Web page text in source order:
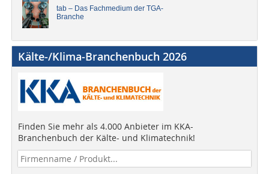
tab – Das Fachmedium der TGA-
Branche
Kälte-/Klima-Branchenbuch 2026
Finden Sie mehr als 4.000 Anbieter im KKA-
Branchenbuch der Kälte- und Klimatechnik!